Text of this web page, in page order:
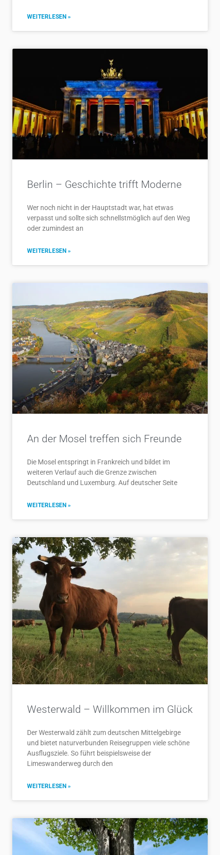
WEITERLESEN »
Berlin – Geschichte trifft Moderne
Wer noch nicht in der Hauptstadt war, hat etwas
verpasst und sollte sich schnellstmöglich auf den Weg
oder zumindest an
WEITERLESEN »
An der Mosel treffen sich Freunde
Die Mosel entspringt in Frankreich und bildet im
weiteren Verlauf auch die Grenze zwischen
Deutschland und Luxemburg. Auf deutscher Seite
WEITERLESEN »
Westerwald – Willkommen im Glück
Der Westerwald zählt zum deutschen Mittelgebirge
und bietet naturverbunden Reisegruppen viele schöne
Ausflugsziele. So führt beispielsweise der
Limeswanderweg durch den
WEITERLESEN »